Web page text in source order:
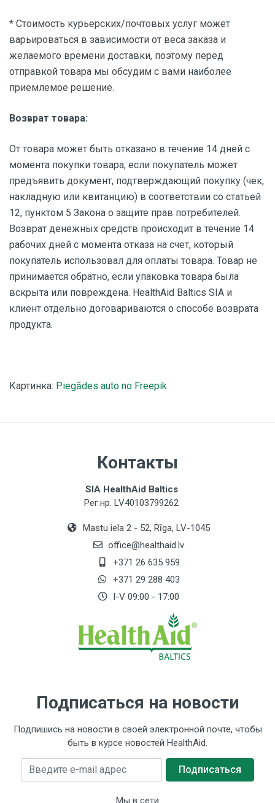
* Стоимость курьерских/почтовых услуг может
варьироваться в зависимости от веса заказа и
желаемого времени доставки, поэтому перед
отправкой товара мы обсудим с вами наиболее
приемлемое решение.
Возврат товара:
От товара может быть отказано в течение 14 дней с
момента покупки товара, если покупатель может
предъявить документ, подтверждающий покупку (чек,
накладную или квитанцию) в соответствии со статьей
12, пунктом 5 Закона о защите прав потребителей.
Возврат денежных средств происходит в течение 14
рабочих дней с момента отказа на счет, который
покупатель использовал для оплаты товара. Товар не
принимается обратно, если упаковка товара была
вскрыта или повреждена. HealthAid Baltics SIA и
клиент отдельно договариваются о способе возврата
продукта.
Картинка: Piegādes auto no Freepik
Контакты
SIA HealthAid Baltics
Рег.нр. LV40103799262
Mastu iela 2 - 52, Rīga, LV-1045
office@healthaid.lv
+371 26 635 959
+371 29 288 403
I-V 09:00 - 17:00
Подписаться на новости
Подпишись на новости в своей электронной почте, чтобы
быть в курсе новостей HealthAid.
Введите e-mail адрес Подписаться
Мы в сети